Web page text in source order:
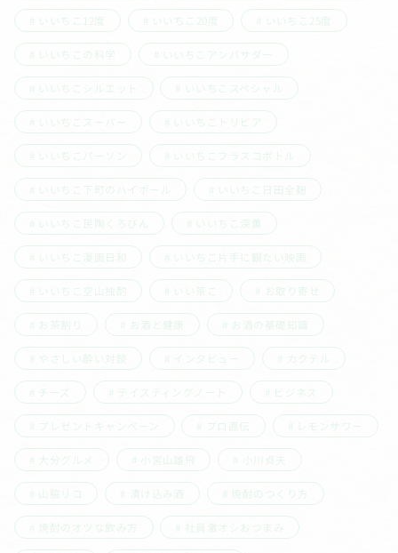
いいちこ12度 いいちこ20度 いいちこ25度
いいちこの科学 いいちこアンバサダー
いいちこシルエット いいちこスペシャル
いいちこスーパー いいちこトリビア
いいちこパーソン いいちこフラスコボトル
いいちこ下町のハイボール いいちこ日田全麹
いいちこ民陶くろびん いいちこ深薫
いいちこ漫画日和 いいちこ片手に観たい映画
いいちこ空山独酌 いい茶こ お取り寄せ
お茶割り お酒と健康 お酒の基礎知識
やさしい酔い対談 インタビュー カクテル
チーズ テイスティングノート ビジネス
プレゼントキャンペーン プロ直伝 レモンサワー
大分グルメ 小宮山雄飛 小川貞夫
山脇リコ 漬け込み酒 焼酎のつくり方
焼酎のオツな飲み方 社員激オシおつまみ